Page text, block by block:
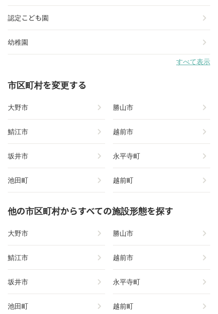
認定こども園 chevron_right
幼稚園 chevron_right
すべて表示
市区町村を変更する
大野市 chevron_right 勝山市 chevron_right
鯖江市 chevron_right 越前市 chevron_right
坂井市 chevron_right 永平寺町 chevron_right
池田町 chevron_right 越前町 chevron_right
他の市区町村からすべての施設形態を探す
大野市 chevron_right 勝山市 chevron_right
鯖江市 chevron_right 越前市 chevron_right
坂井市 chevron_right 永平寺町 chevron_right
池田町 chevron_right 越前町 chevron_right